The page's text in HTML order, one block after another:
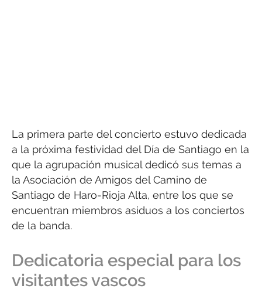
La primera parte del concierto estuvo dedicada
a la próxima festividad del Día de Santiago en la
que la agrupación musical dedicó sus temas a
la Asociación de Amigos del Camino de
Santiago de Haro-Rioja Alta, entre los que se
encuentran miembros asiduos a los conciertos
de la banda.
Dedicatoria especial para los
visitantes vascos